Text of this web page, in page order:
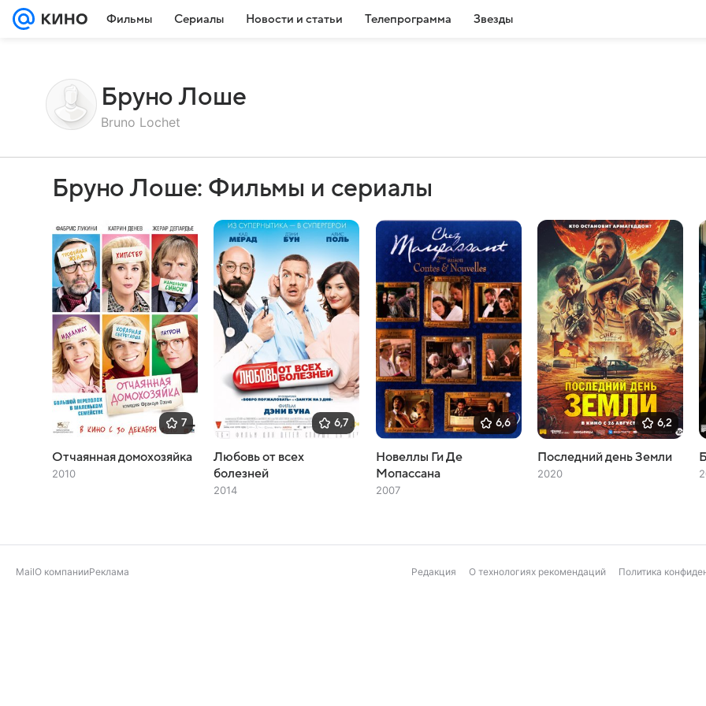
Фильмы Сериалы Новости и статьи Телепрограмма Звезды
Бруно Лоше
Bruno Lochet
Бруно Лоше: Фильмы и сериалы
7
Отчаянная домохозяйка
2010
6,7
Любовь от всех
болезней
2014
6,6
Новеллы Ги Де
Мопассана
2007
6,2
Последний день Земли
2020
MailО компанииРеклама Редакция О технологиях рекомендаций Политика